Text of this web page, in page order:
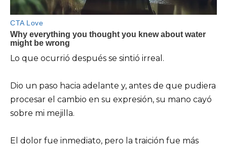
Lo que ocurrió después se sintió irreal.
Dio un paso hacia adelante y, antes de que pudiera
procesar el cambio en su expresión, su mano cayó
sobre mi mejilla.
El dolor fue inmediato, pero la traición fue más